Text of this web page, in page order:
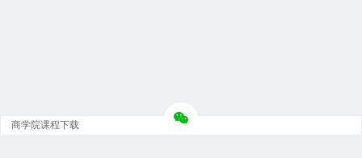
商学院课程下载